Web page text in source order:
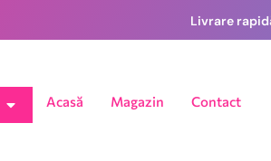
Livrare
Acasă Magazin Contact